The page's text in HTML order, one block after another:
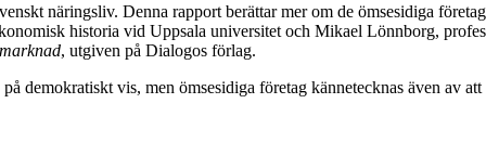
näringsliv. Denna rapport berättar mer om de ömsesidiga
historia vid Uppsala universitet och Mikael Lönnborg,
, utgiven på Dialogos förlag.
demokratiskt vis, men ömsesidiga företag kännetecknas även av